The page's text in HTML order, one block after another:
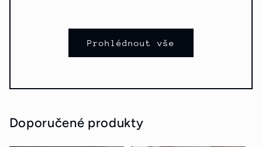
Prohlédnout vše
Doporučené produkty